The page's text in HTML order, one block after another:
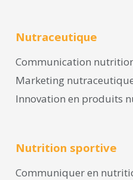
Nutraceutique
Communication
Marketing
Innovation en produits
Nutrition sportive
Communiquer en